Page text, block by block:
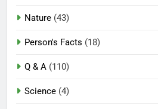
Nature (43)
Person's Facts (18)
Q & A (110)
Science (4)